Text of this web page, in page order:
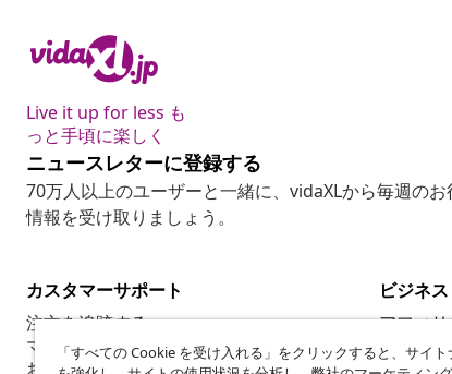
Live it up for less も
っと手頃に楽しく
ニュースレターに登録する
70万人以上のユーザーと一緒に、vidaXLから毎週の
情報を受け取りましょう。
カスタマーサポート
注文を追跡する
マイアカウント
お支払いについて
ビジネ
アフィ
vidaXL
マーケ
「すべての Cookie を受け入れる」をクリックすると、サイ